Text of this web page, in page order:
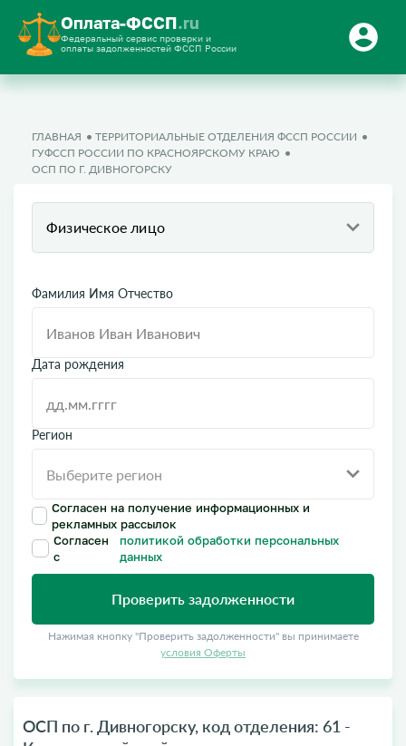
Оплата-ФССП.ru
Федеральный сервис проверки и
оплаты задолженностей ФССП России
ГЛАВНАЯ
ТЕРРИТОРИАЛЬНЫЕ ОТДЕЛЕНИЯ ФССП РОССИИ
ГУФССП РОССИИ ПО КРАСНОЯРСКОМУ КРАЮ
ОСП ПО Г. ДИВНОГОРСКУ
Физическое лицо
Фамилия Имя Отчество
Дата рождения
Регион
Согласен на получение информационных и
рекламных рассылок
Согласен
с
политикой обработки персональных
данных
Проверить задолженности
Нажимая кнопку "Проверить задолженности" вы принимаете
условия Оферты
ОСП по г. Дивногорску, код отделения: 61 -